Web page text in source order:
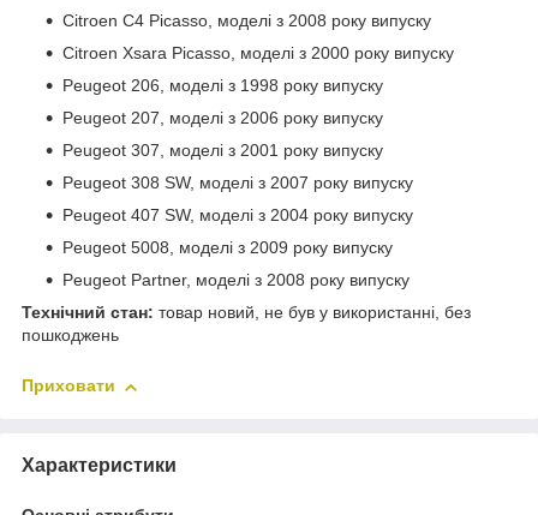
Citroen C4 Picasso, моделі з 2008 року випуску
Citroen Xsara Picasso, моделі з 2000 року випуску
Peugeot 206, моделі з 1998 року випуску
Peugeot 207, моделі з 2006 року випуску
Peugeot 307, моделі з 2001 року випуску
Peugeot 308 SW, моделі з 2007 року випуску
Peugeot 407 SW, моделі з 2004 року випуску
Peugeot 5008, моделі з 2009 року випуску
Peugeot Partner, моделі з 2008 року випуску
Технічний стан: товар новий, не був у використанні, без
пошкоджень
Приховати
Характеристики